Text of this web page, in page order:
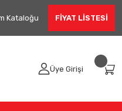
Kataloğu FİYAT LİSTESİ
Üye Girişi